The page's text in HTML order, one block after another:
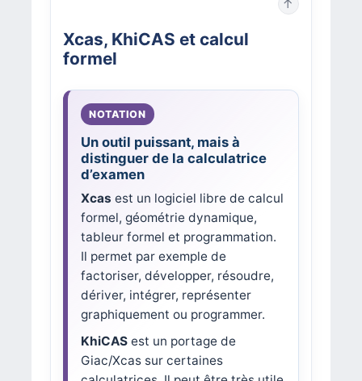
↑
Xcas, KhiCAS et calcul
formel
Un outil puissant, mais à
distinguer de la calculatrice
d’examen
Xcas est un logiciel libre de calcul
formel, géométrie dynamique,
tableur formel et programmation.
Il permet par exemple de
factoriser, développer, résoudre,
dériver, intégrer, représenter
graphiquement ou programmer.
KhiCASest un portage de
Giac/Xcas sur certaines